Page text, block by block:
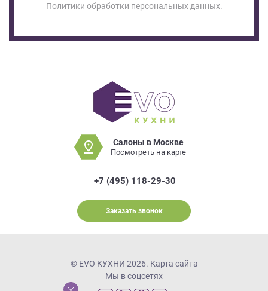
Политики обработки персональных данных.
Салоны в Москве
Посмотреть на карте
+7 (495) 118-29-30
Заказать звонок
© EVO КУХНИ 2026. Карта сайта
Мы в соцсетях